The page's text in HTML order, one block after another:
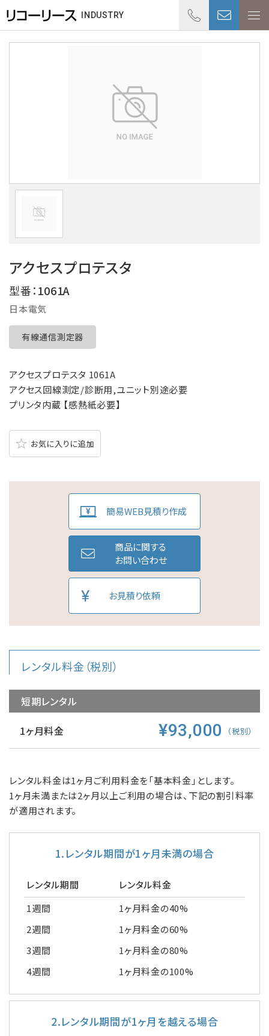
INDUSTRY
受付
アクセスプロテスタ
型番：1061A
日本電気
有線通信測定器
アクセスプロテスタ 1061A
アクセス回線測定/診断用,ユニット別途必要
プリンタ内蔵 【感熱紙必要】
お気に入りに追加
簡易WEB見積り作成
商品に関する
お問い合わせ
お見積り依頼
レンタル料金（税別）
短期レンタル
1ヶ月料金 ¥93,000 （税別）
レンタル料金は1ヶ月ご利用料金を「基本料金」とします。
1ヶ月未満または2ヶ月以上ご利用の場合は、下記の割引料率
が適用されます。
1.レンタル期間が1ヶ月未満の場合
レンタル期間
レンタル料金
1週間
1ヶ月料金の40%
2週間
1ヶ月料金の60%
3週間
1ヶ月料金の80%
4週間
1ヶ月料金の100%
2.レンタル期間が1ヶ月を越える場合